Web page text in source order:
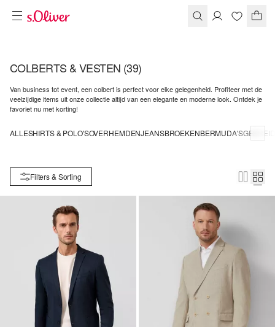
COLBERTS & VESTEN (39)
Van business tot event, een colbert is perfect voor elke gelegenheid. Profiteer met de
veelzijdige items uit onze collectie altijd van een elegante en moderne look. Ontdek je
favoriet nu met korting!
ALLESHIRTS & POLO'SOVERHEMDENJEANSBROEKENBERMUDA'S
Filters & Sorting